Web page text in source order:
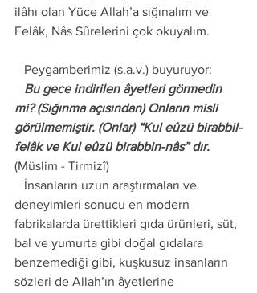
ilâhı olan Yüce Allah’a sığınalım ve
Felâk, Nâs Sûrelerini çok okuyalım.
   Peygamberimiz (s.a.v.) buyuruyor:
mi? (Sığınma açısından) Onların misli
görülmemiştir. (Onlar) “Kul eûzü birabbil-
felâk ve Kul eûzü birabbin-nâs” dır.
(Müslim - Tirmizî)
deneyimleri sonucu en modern
fabrikalarda ürettikleri gıda ürünleri, süt,
bal ve yumurta gibi doğal gıdalara
benzemediği gibi, kuşkusuz insanların
sözleri de Allah’ın âyetlerine